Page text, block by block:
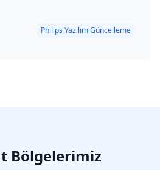
Philips Yazılım Güncelleme
Bölgelerimiz